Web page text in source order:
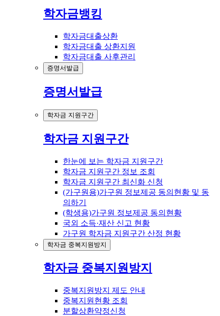
학자금뱅킹
학자금대출상환
학자금대출 상환지원
학자금대출 사후관리
증명서발급
증명서발급
학자금 지원구간
학자금 지원구간
한눈에 보는 학자금 지원구간
학자금 지원구간 정보 조회
학자금 지원구간 최신화 신청
(가구원용)가구원 정보제공 동의현황 및 동
의하기
(학생용)가구원 정보제공 동의현황
국외 소득·재산 신고 현황
가구원 학자금 지원구간 산정 현황
학자금 중복지원방지
학자금 중복지원방지
중복지원방지 제도 안내
중복지원현황 조회
분할상환약정신청